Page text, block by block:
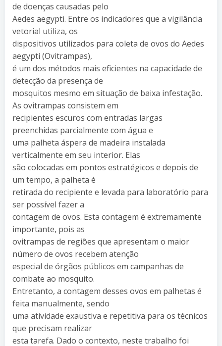
de doenças causadas pelo
Aedes aegypti. Entre os indicadores que a vigilância
vetorial utiliza, os
dispositivos utilizados para coleta de ovos do Aedes
aegypti (Ovitrampas),
é um dos métodos mais eficientes na capacidade de
detecção da presença de
mosquitos mesmo em situação de baixa infestação.
As ovitrampas consistem em
recipientes escuros com entradas largas
preenchidas parcialmente com água e
uma palheta áspera de madeira instalada
verticalmente em seu interior. Elas
são colocadas em pontos estratégicos e depois de
um tempo, a palheta é
retirada do recipiente e levada para laboratório para
ser possível fazer a
contagem de ovos. Esta contagem é extremamente
importante, pois as
ovitrampas de regiões que apresentam o maior
número de ovos recebem atenção
especial de órgãos públicos em campanhas de
combate ao mosquito.
Entretanto, a contagem desses ovos em palhetas é
feita manualmente, sendo
uma atividade exaustiva e repetitiva para os técnicos
que precisam realizar
esta tarefa. Dado o contexto, neste trabalho foi